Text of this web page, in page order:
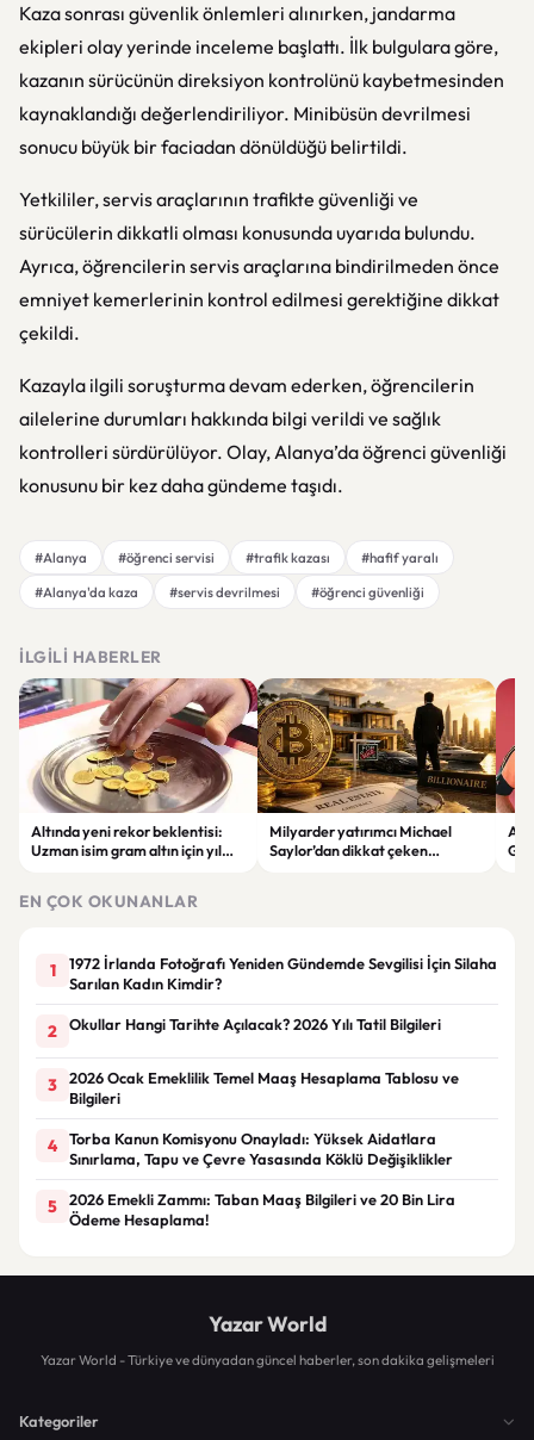
Kaza sonrası güvenlik önlemleri alınırken, jandarma
ekipleri olay yerinde inceleme başlattı. İlk bulgulara göre,
kazanın sürücünün direksiyon kontrolünü kaybetmesinden
kaynaklandığı değerlendiriliyor. Minibüsün devrilmesi
sonucu büyük bir faciadan dönüldüğü belirtildi.
Yetkililer, servis araçlarının trafikte güvenliği ve
sürücülerin dikkatli olması konusunda uyarıda bulundu.
Ayrıca, öğrencilerin servis araçlarına bindirilmeden önce
emniyet kemerlerinin kontrol edilmesi gerektiğine dikkat
çekildi.
Kazayla ilgili soruşturma devam ederken, öğrencilerin
ailelerine durumları hakkında bilgi verildi ve sağlık
kontrolleri sürdürülüyor. Olay, Alanya’da öğrenci güvenliği
konusunu bir kez daha gündeme taşıdı.
#Alanya #öğrenci servisi #trafik kazası
#hafif yaralı
#Alanya'da kaza
#servis devrilmesi #öğrenci güvenliği
İLGILI HABERLER
Altında yeni rekor beklentisi:
Uzman isim gram altın için yıl
Milyarder yatırımcı Michael
Saylor’dan dikkat çeken
EN ÇOK OKUNANLAR
1
1972 İrlanda Fotoğrafı Yeniden Gündemde Sevgilisi İçin Silaha
Sarılan Kadın Kimdir?
2 Okullar Hangi Tarihte Açılacak? 2026 Yılı Tatil Bilgileri
3
2026 Ocak Emeklilik Temel Maaş Hesaplama Tablosu ve
Bilgileri
4
Torba Kanun Komisyonu Onayladı: Yüksek Aidatlara
Sınırlama, Tapu ve Çevre Yasasında Köklü Değişiklikler
5
2026 Emekli Zammı: Taban Maaş Bilgileri ve 20 Bin Lira
Ödeme Hesaplama!
Yazar World
Yazar World - Türkiye ve dünyadan güncel haberler, son dakika gelişmeleri
Kategoriler